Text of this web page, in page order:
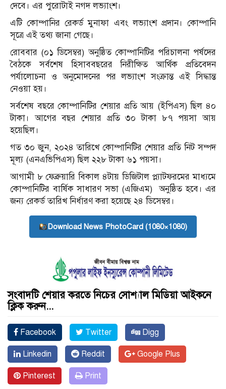
দেবে। এর পুরোটাই নগদ লভ্যাংশ।
এটি কোম্পানির রেকর্ড মুনাফা এবং লভ্যাংশ প্রদান। কোম্পানি
সূত্রে এই তথ্য জানা গেছে।
রোববার (০১ ডিসেম্বর) অনুষ্ঠিত কোম্পানিটির পরিচালনা পর্ষদের
বৈঠকে সর্বশেষ হিসাববছরের নিরীক্ষিত আর্থিক প্রতিবেদন
পর্যালোচনা ও অনুমোদনের পর লভ্যাংশ সংক্রান্ত এই সিদ্ধান্ত
নেওয়া হয়।
সর্বশেষ বছরে কোম্পানিটির শেয়ার প্রতি আয় (ইপিএস) ছিল ৪০
টাকা। আগের বছর শেয়ার প্রতি ৩০ টাকা ৮৭ পয়সা আয়
হয়েছিল।
গত ৩০ জুন, ২০২৪ তারিখে কোম্পানিটির শেয়ার প্রতি নিট সম্পদ
মূল্য (এনএভিপিএস) ছিল ২২৮ টাকা ৬১ পয়সা।
আগামী ৮ ফেব্রুয়ারি বিকাল ৪টায় ডিজিটাল প্ল্যাটফরমের মাধ্যমে
কোম্পানিটির বার্ষিক সাধারণ সভা (এজিএম) অনুষ্ঠিত হবে। এর
জন্য রেকর্ড তারিখ নির্ধারণ করা হয়েছে ২৪ ডিসেম্বর।
Download News PhotoCard (1080×1080)
সংবাদটি শেয়ার করতে নিচের সোশ্যাল মিডিয়া আইকনে
ক্লিক করুন...
Facebook Twitter Digg
Linkedin Reddit Google Plus
Pinterest Print